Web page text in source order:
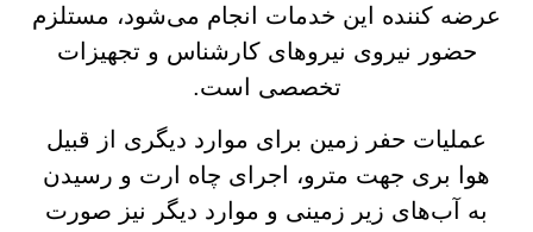
عرضه کننده این خدمات انجام می‌شود، مستلزم
حضور نیروی نیروهای کارشناس و تجهیزات
تخصصی است.
عملیات حفر زمین برای موارد دیگری از قبیل
هوا بری جهت مترو، اجرای چاه ارت و رسیدن
به آب‌های زیر زمینی و موارد دیگر نیز صورت